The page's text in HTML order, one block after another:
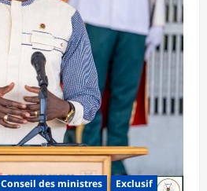
Conseil des ministres Exclusif